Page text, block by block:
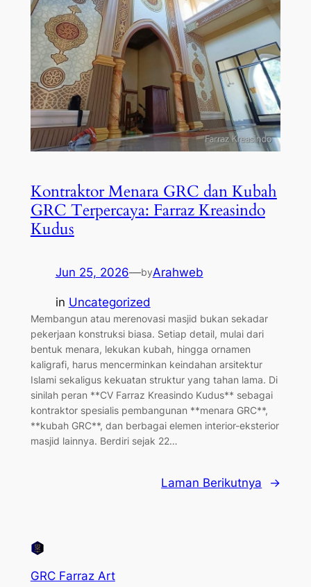
Kontraktor Menara GRC dan Kubah
GRC Terpercaya: Farraz Kreasindo
Kudus
Jun 25, 2026—byArahweb
in Uncategorized
Membangun atau merenovasi masjid bukan sekadar
pekerjaan konstruksi biasa. Setiap detail, mulai dari
bentuk menara, lekukan kubah, hingga ornamen
kaligrafi, harus mencerminkan keindahan arsitektur
Islami sekaligus kekuatan struktur yang tahan lama. Di
sinilah peran **CV Farraz Kreasindo Kudus** sebagai
kontraktor spesialis pembangunan **menara GRC**,
**kubah GRC**, dan berbagai elemen interior-eksterior
masjid lainnya. Berdiri sejak 22…
Laman Berikutnya →
GRC Farraz Art